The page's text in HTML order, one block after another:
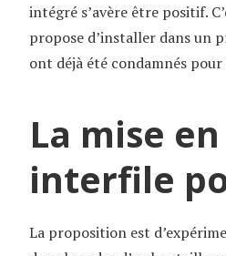
intégré s’avère être positif.
propose d’installer dans un
ont déjà été condamnés
La mise
interfile
La proposition est